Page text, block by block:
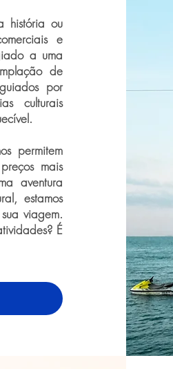
história ou
e
a uma
de
por
culturais
permitem
mais
aventura
estamos
viagem.
É